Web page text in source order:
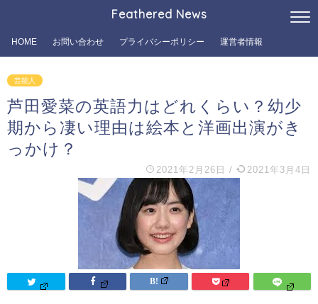
Feathered News
HOME お問い合わせ プライバシーポリシー 運営者情報
芸能人
芦田愛菜の英語力はどれくらい？幼少
期から凄い理由は絵本と洋画出演がき
っかけ？
2021年2月26日 / 2021年3月4日